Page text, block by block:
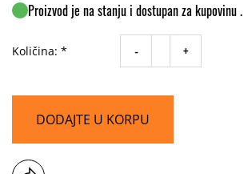
Proizvod je na stanju i dostupan za kupovinu .
Količina: * - +
DODAJTE U KORPU